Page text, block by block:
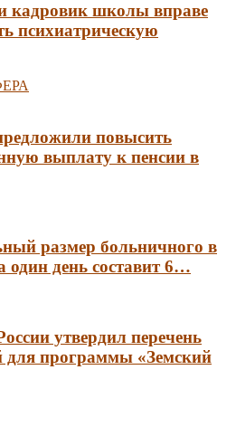
кадровик школы вправе
психиатрическую
повысить
выплату к пенсии в
размер больничного в
один день составит 6…
утвердил перечень
для программы «Земский